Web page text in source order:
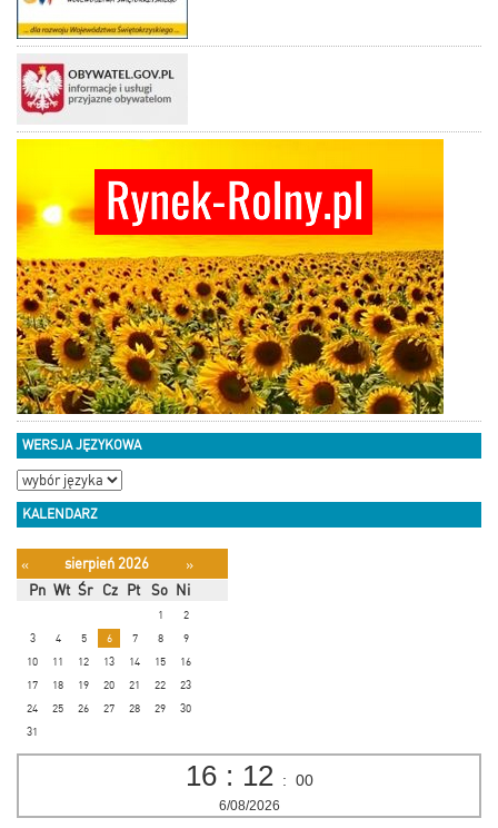
WERSJA JĘZYKOWA
KALENDARZ
« sierpień 2026
»
Pn Wt Śr Cz Pt So Ni
1
2
3
4 5 6 7 8
9
10
11 12 13 14 15
16
17
18 19 20 21 22
23
24
25 26 27 28 29
30
31
16 : 12 : 01
6/08/2026